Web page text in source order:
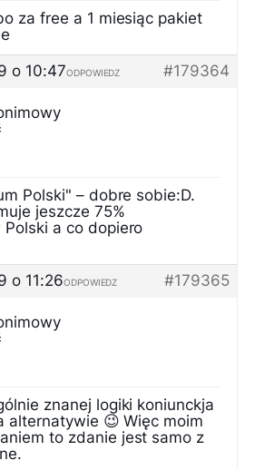
za free a 1 miesiąc pakiet
o 10:47
#179364
ODPOWIEDZ
Polski" – dobre sobie:D.
jeszcze 75%
Polski a co dopiero
o 11:26
#179365
ODPOWIEDZ
znanej logiki koniunckja
alternatywie 😉 Więc moim
to zdanie jest samo z